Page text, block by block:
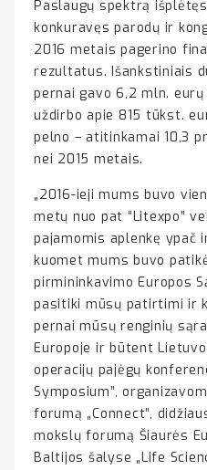
Paslaugų spektrą
konkuravęs parodų ir
2016 metais pagerino
rezultatus. Išankstiniais
pernai gavo 6,2 mln.
uždirbo apie 815 tūkst.
pelno – atitinkamai 10,3
nei 2015 metais.
„2016-ieji mums buvo
metų nuo pat “Litexpo”
pajamomis aplenkę ypač
kuomet mums buvo
pirmininkavimo Europos
pasitiki mūsų patirtimi ir
pernai mūsų renginių
Europoje ir būtent
operacijų pajėgų
Symposium”,
forumą „Connect”,
mokslų forumą Šiaurės
Baltijos šalyse „Life